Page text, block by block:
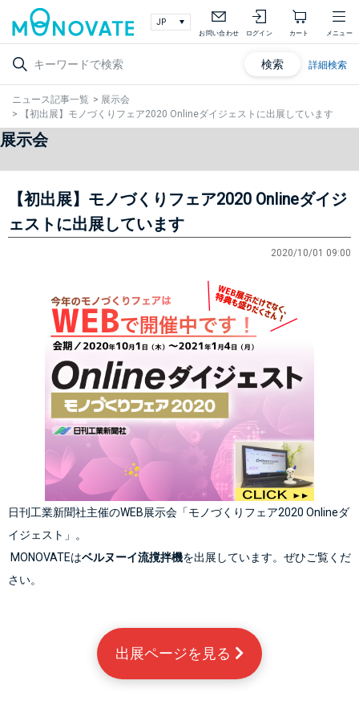
お問い合わせ ログイン カート メニュー
検索 詳細検索
ニュース記事一覧 > 展示会
>
【初出展】モノづくりフェア2020 Onlineダイジェストに出展しています
展示会
【初出展】モノづくりフェア2020 Onlineダイジ
ェストに出展しています
2020/10/01 09:00
日刊工業新聞社主催のWEB展示会「モノづくりフェア2020 Onlineダ
イジェスト」。
MONOVATEはベルヌーイ流撹拌機を出展しています。ぜひご覧くだ
さい。
出展ページを見る